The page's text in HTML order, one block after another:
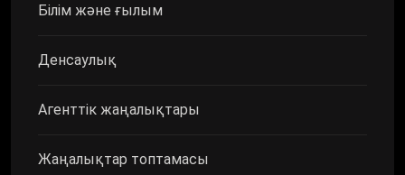
Білім және ғылым
Денсаулық
Агенттік жаңалықтары
Жаңалықтар топтамасы